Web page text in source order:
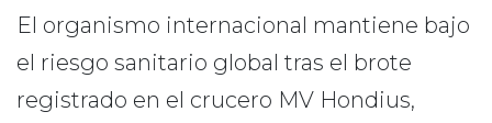
El organismo internacional mantiene bajo
el riesgo sanitario global tras el brote
registrado en el crucero MV Hondius,